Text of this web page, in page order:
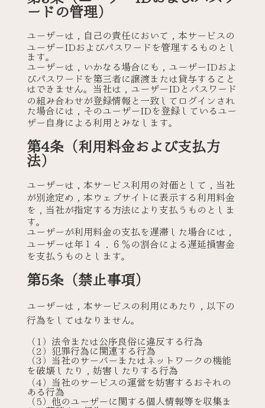
ードの管理）
ユーザーは，自己の責任において，本サービスの
ユーザーIDおよびパスワードを管理するものとし
ます。
ユーザーは，いかなる場合にも，ユーザーIDおよ
びパスワードを第三者に譲渡または貸与すること
はできません。当社は，ユーザーIDとパスワード
の組み合わせが登録情報と一致してログインされ
た場合には，そのユーザーIDを登録しているユー
ザー自身による利用とみなします。
第4条（利用料金および支払方
法）
ユーザーは，本サービス利用の対価として，当社
が別途定め，本ウェブサイトに表示する利用料金
を，当社が指定する方法により支払うものとしま
す。
ユーザーが利用料金の支払を遅滞した場合には，
ユーザーは年１４．６％の割合による遅延損害金
を支払うものとします。
第5条（禁止事項）
ユーザーは，本サービスの利用にあたり，以下の
行為をしてはなりません。
（1）法令または公序良俗に違反する行為
（2）犯罪行為に関連する行為
（3）当社のサーバーまたはネットワークの機能
を破壊したり，妨害したりする行為
（4）当社のサービスの運営を妨害するおそれの
ある行為
（5）他のユーザーに関する個人情報等を収集ま